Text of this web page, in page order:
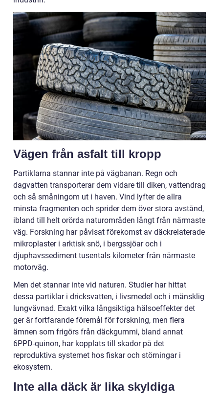
Vägen från asfalt till kropp
Partiklarna stannar inte på vägbanan. Regn och
dagvatten transporterar dem vidare till diken, vattendrag
och så småningom ut i haven. Vind lyfter de allra
minsta fragmenten och sprider dem över stora avstånd,
ibland till helt orörda naturområden långt från närmaste
väg. Forskning har påvisat förekomst av däckrelaterade
mikroplaster i arktisk snö, i bergssjöar och i
djuphavssediment tusentals kilometer från närmaste
motorväg.
Men det stannar inte vid naturen. Studier har hittat
dessa partiklar i dricksvatten, i livsmedel och i mänsklig
lungvävnad. Exakt vilka långsiktiga hälsoeffekter det
ger är fortfarande föremål för forskning, men flera
ämnen som frigörs från däckgummi, bland annat
6PPD-quinon, har kopplats till skador på det
reproduktiva systemet hos fiskar och störningar i
ekosystem.
Inte alla däck är lika skyldiga